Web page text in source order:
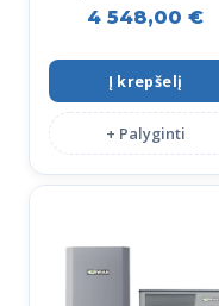
4 548,00 €
Į krepšelį
+ Palyginti